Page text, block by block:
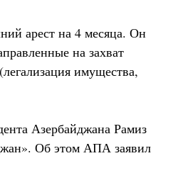
арест на 4 месяца. Он
на захват
имущества,
Азербайджана Рамиз
Об этом АПА заявил